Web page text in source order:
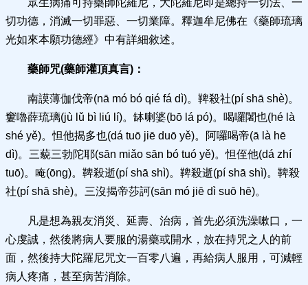
眾生病痛可持藥師陀羅尼，大陀羅尼即是總持一切法、一
切功德，消滅一切罪惡、一切業障。釋迦牟尼佛在《藥師琉璃
光如來本願功德經》中有詳細敘述。
藥師咒(藥師灌頂真言)：
南謨薄伽伐帝(nā mó bó qié fá dì)。鞞殺社(pí shā shè)。
窶嚕薛琉璃(jù lǔ bì liú lí)。缽喇婆(bō lá pó)。喝囉闍也(hé là
shé yě)。怛他揭多也(dá tuō jiē duō yě)。阿囉喝帝(ā là hē
dì)。三藐三勃陀耶(sān miǎo sān bó tuó yě)。怛侄他(dá zhí
tuō)。唵(ōng)。鞞殺逝(pí shā shì)。鞞殺逝(pí shā shì)。鞞殺
社(pí shā shè)。三沒揭帝莎訶(sān mó jiē dì suō hē)。
凡是想為親友消災、延壽、治病，首先必須洗澡嗽口，一
心虔誠，然後將病人要服的湯藥或開水，放在持咒之人的前
面，然後持大陀羅尼咒文一百零八遍，再給病人服用，可減輕
病人疼痛，甚至病苦消除。